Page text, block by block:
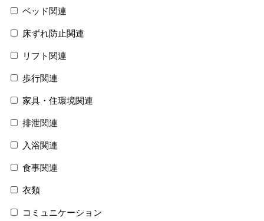
ベッド関連
床ずれ防止関連
リフト関連
歩行関連
家具・住環境関連
排泄関連
入浴関連
食事関連
衣類
コミュニケーション